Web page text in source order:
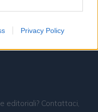
Privacy Policy
editoriali? Contattaci,